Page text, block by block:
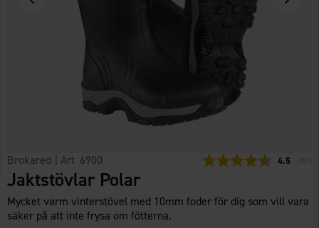
Brokared | Art 6900 Snittbetyg:
4.5 351
Jaktstövlar Polar
Mycket varm vinterstövel med 10mm foder för dig som vill vara
säker på att inte frysa om fötterna.